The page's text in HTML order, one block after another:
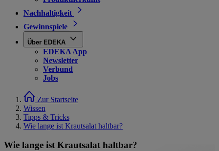
Nachhaltigkeit
Gewinnspiele
Über EDEKA
EDEKA App
Newsletter
Verbund
Jobs
Zur Startseite
Wissen
Tipps & Tricks
Wie lange ist Krautsalat haltbar?
Wie lange ist Krautsalat haltbar?